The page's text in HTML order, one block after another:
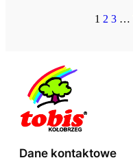
1 2 3 …
Dane kontaktowe